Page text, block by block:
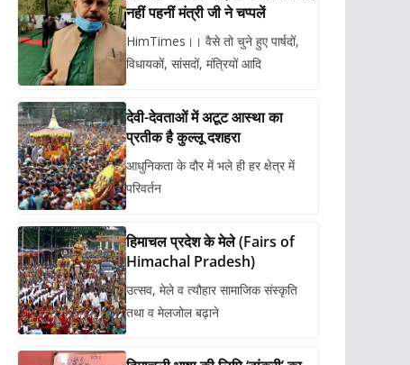
नहीं पहनीं मंत्री जी ने चप्पलें
HimTimes।। वैसे तो चुने हुए पार्षदों,
विधायकों, सांसदों, मंत्रियों आदि
देवी-देवताओं में अटूट आस्था का
प्रतीक है कुल्लू दशहरा
आधुनिकता के दौर में भले ही हर क्षेत्र में
परिवर्तन
हिमाचल प्रदेश के मेले (Fairs of
Himachal Pradesh)
उत्सव, मेले व त्यौहार सामाजिक संस्कृति
तथा व मेलजोल बढ़ाने